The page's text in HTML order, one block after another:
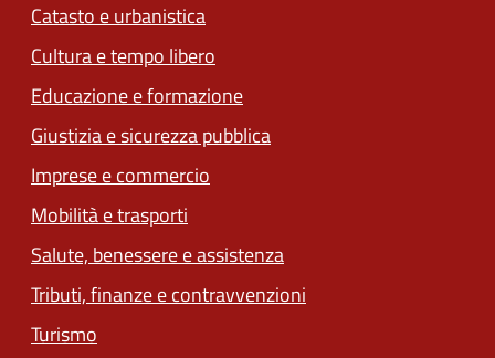
Catasto e urbanistica
Cultura e tempo libero
Educazione e formazione
Giustizia e sicurezza pubblica
Imprese e commercio
Mobilità e trasporti
Salute, benessere e assistenza
Tributi, finanze e contravvenzioni
Turismo